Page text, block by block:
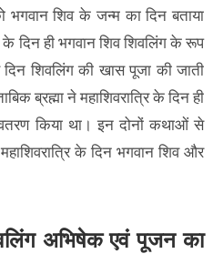
भगवान शिव के जन्म का दिन बताया
के दिन ही भगवान शिव शिवलिंग के रूप
शिवलिंग की खास पूजा की जाती
ब्रह्मा ने महाशिवरात्रि के दिन ही
किया था। इन दोनों कथाओं से
के दिन भगवान शिव और
अभिषेक एवं पूजन का